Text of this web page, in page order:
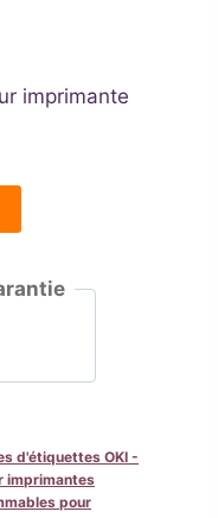
imprimante
d'étiquettes OKI -
imprimantes
pour